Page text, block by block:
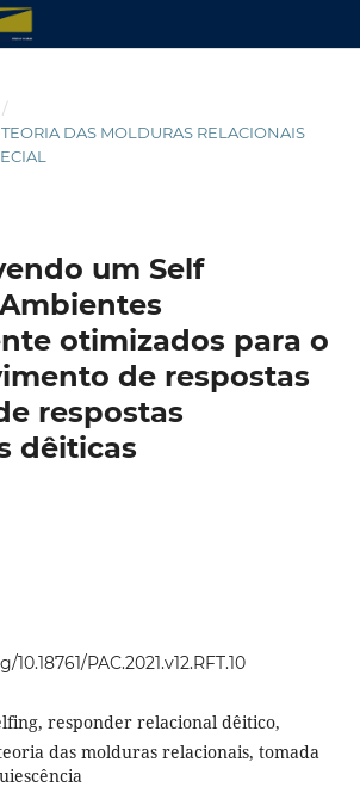
/
TEORIA DAS MOLDURAS RELACIONAIS
um Self
otimizados para o
de respostas
respostas
dêiticas
PAC.2021.v12.RFT.10
responder relacional dêitico,
das molduras relacionais, tomada